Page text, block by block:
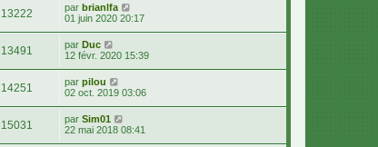
13222 par brianlfa
01 juin 2020 20:17
13491 par Duc
12 févr. 2020 15:39
14251 par pilou
02 oct. 2019 03:06
15031 par Sim01
22 mai 2018 08:41